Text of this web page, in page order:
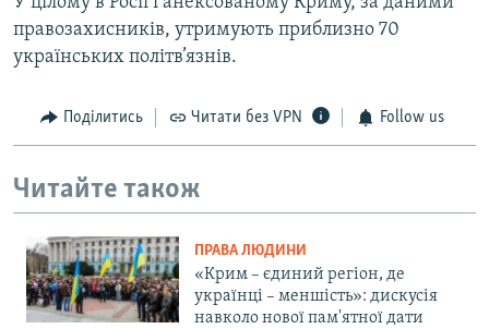
правозахисників, утримують приблизно 70
українських політв’язнів.
Поділитись Читати без VPN Follow us
Читайте також
ПРАВА ЛЮДИНИ
«Крим – єдиний регіон, де
українці – меншість»: дискусія
навколо нової пам'ятної дати